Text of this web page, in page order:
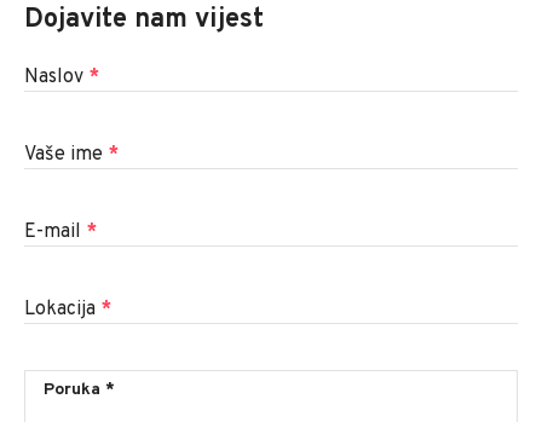
Dojavite nam vijest
Naslov *
Vaše ime *
E-mail *
Lokacija *